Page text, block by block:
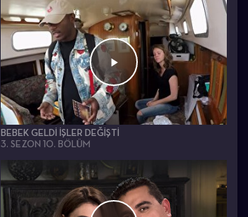
BEBEK GELDI İŞLER DEĞIŞTI
3. SEZON 10. BÖLÜM